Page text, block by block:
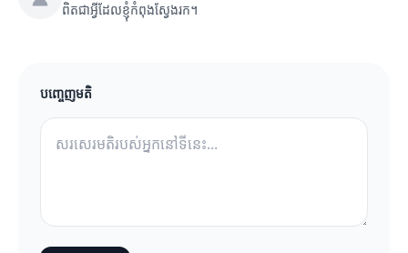
ពិតជាអ្វីដែលខ្ញុំកំពុងស្វែងរក។
បញ្ចេញមតិ